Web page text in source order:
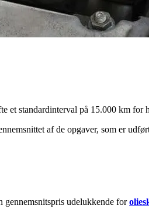
et standardinterval på 15.000 km for
af de opgaver, som er
gennemsnitspris udelukkende for